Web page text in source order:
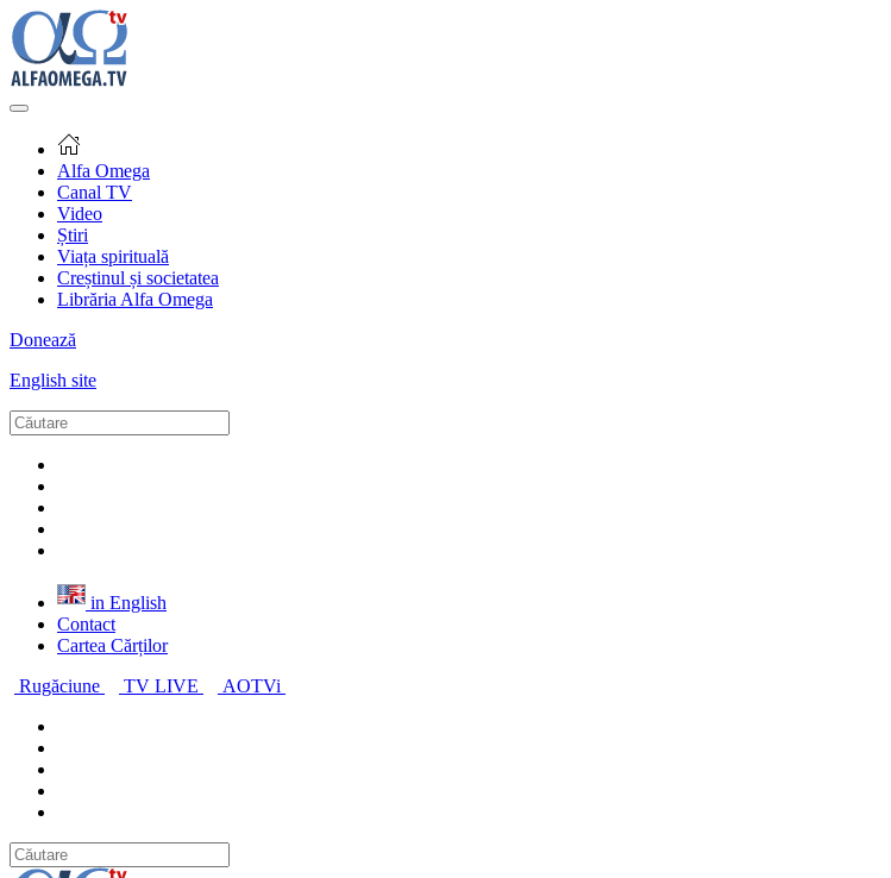
Alfa Omega
Canal TV
Video
Știri
Viața spirituală
Creștinul și societatea
Librăria Alfa Omega
Donează
English site
in English
Contact
Cartea Cărților
Rugăciune
TV LIVE AOTVi